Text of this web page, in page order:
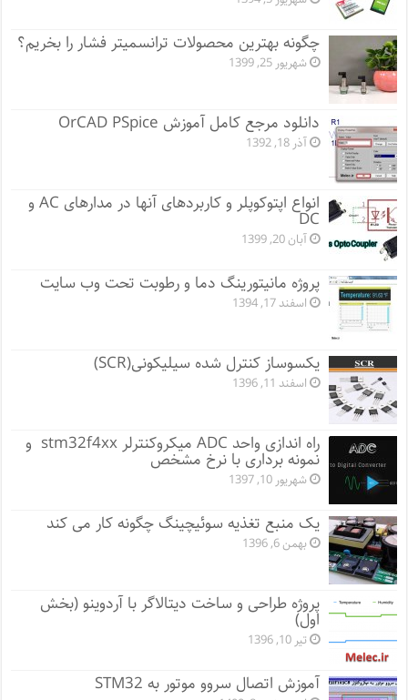
چگونه بهترین محصولات ترانسمیتر فشار را بخریم؟
شهریور 25, 1399
دانلود مرجع کامل آموزش OrCAD PSpice
آذر 18, 1392
انواع اپتوکوپلر و کاربردهای آنها در مدارهای AC و
DC
آبان 20, 1399
پروژه مانيتورينگ دما و رطوبت تحت وب سایت
اسفند 17, 1394
یکسوساز کنترل شده سیلیکونی(SCR)
اسفند 11, 1396
راه اندازی واحد ADC میکروکنترلر stm32f4xx و
نمونه برداری با نرخ مشخص
شهریور 10, 1397
یک منبع تغذیه سوئیچینگ چگونه کار می کند
بهمن 6, 1396
پروژه طراحی و ساخت دیتالاگر با آردوینو (بخش
اول)
تیر 10, 1396
آموزش اتصال سروو موتور به STM32